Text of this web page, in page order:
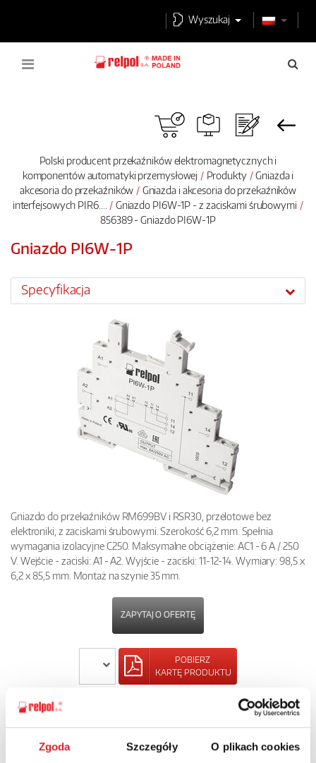
Zgoda Szczegóły O plikach cookies
Wyszukaj
Polski producent przekaźników elektromagnetycznych i
komponentów automatyki przemysłowej
Produkty
Gniazda i
akcesoria do przekaźników
Gniazda i akcesoria do przekaźników
interfejsowych PIR6....
Gniazdo PI6W-1P - z zaciskami śrubowymi
856389 - Gniazdo PI6W-1P
Gniazdo PI6W-1P
Specyfikacja
Gniazdo do przekaźników RM699BV i RSR30, przelotowe bez
elektroniki, z zaciskami śrubowymi. Szerokość 6,2 mm. Spełnia
wymagania izolacyjne C250. Maksymalne obciążenie: AC1 - 6 A / 250
V. Wejście - zaciski: A1 - A2. Wyjście - zaciski: 11-12-14. Wymiary: 98,5 x
6,2 x 85,5 mm. Montaż na szynie 35 mm.
ZAPYTAJ O OFERTĘ
POBIERZ
KARTĘ PRODUKTU